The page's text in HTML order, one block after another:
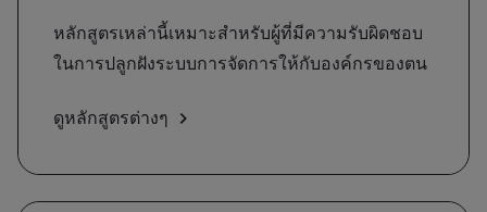
หลักสูตรเหล่านี้เหมาะสำหรับผู้ที่มีความรับผิดชอบ
ในการปลูกฝังระบบการจัดการให้กับองค์กรของตน
ดูหลักสูตรต่างๆ